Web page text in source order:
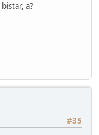
a?
#35